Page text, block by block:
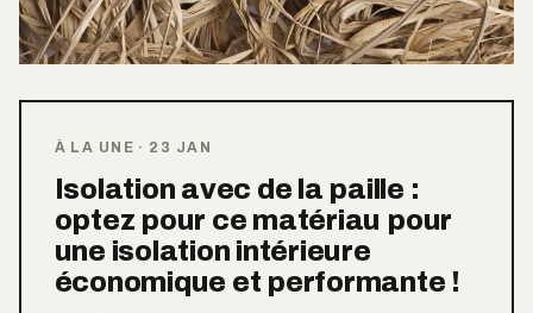
À LA UNE · 23 JAN
Isolation avec de la paille :
optez pour ce matériau pour
une isolation intérieure
économique et performante !